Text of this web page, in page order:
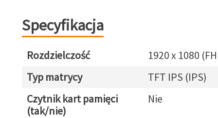
Specyfikacja
Rozdzielczość
1920 x 1080
Typ matrycy
TFT IPS (IPS)
Czytnik kart pamięci
(tak/nie)
Nie